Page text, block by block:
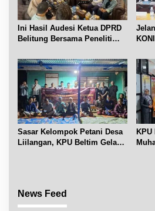
Ini Hasil Audesi Ketua DPRD
Belitung Bersama Peneliti
Sasar Kelompok Petani Desa
Liilangan, KPU Beltim Gelar
News Feed